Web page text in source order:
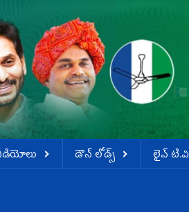
డౌన్ లోడ్స్ లైవ్ టి.వి